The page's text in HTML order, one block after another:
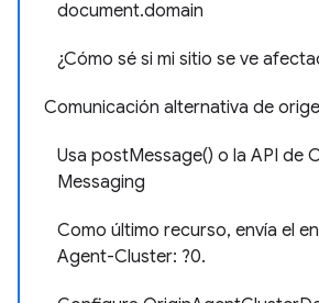
document.domain
¿Cómo sé si mi sitio se ve
Comunicación alternativa de
Usa postMessage() o la API de
Messaging
Como último recurso, envía el
Agent-Cluster: ?0.